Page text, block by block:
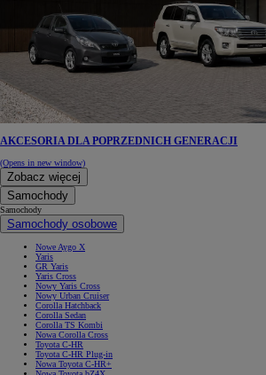
AKCESORIA DLA POPRZEDNICH GENERACJI
(Opens in new window)
Zobacz więcej
Samochody
Samochody
Samochody osobowe
Nowe Aygo X
Yaris
GR Yaris
Yaris Cross
Nowy Yaris Cross
Nowy Urban Cruiser
Corolla Hatchback
Corolla Sedan
Corolla TS Kombi
Nowa Corolla Cross
Toyota C-HR
Toyota C-HR Plug-in
Nowa Toyota C-HR+